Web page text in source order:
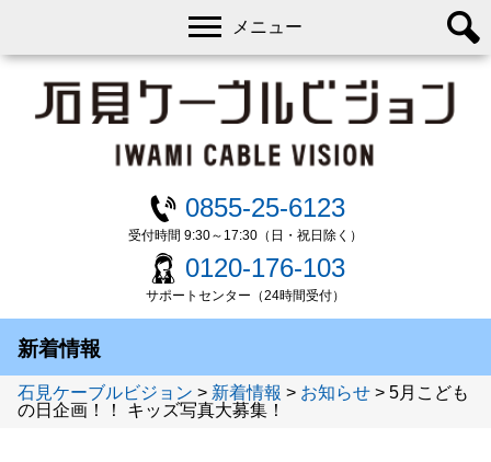
0855-25-6123
受付時間 9:30～17:30（日・祝日除く）
0120-176-103
サポートセンター（24時間受付）
メニュー
新着情報
石見ケーブルビジョン > 新着情報 > お知らせ > 5月こども
の日企画！！ キッズ写真大募集！